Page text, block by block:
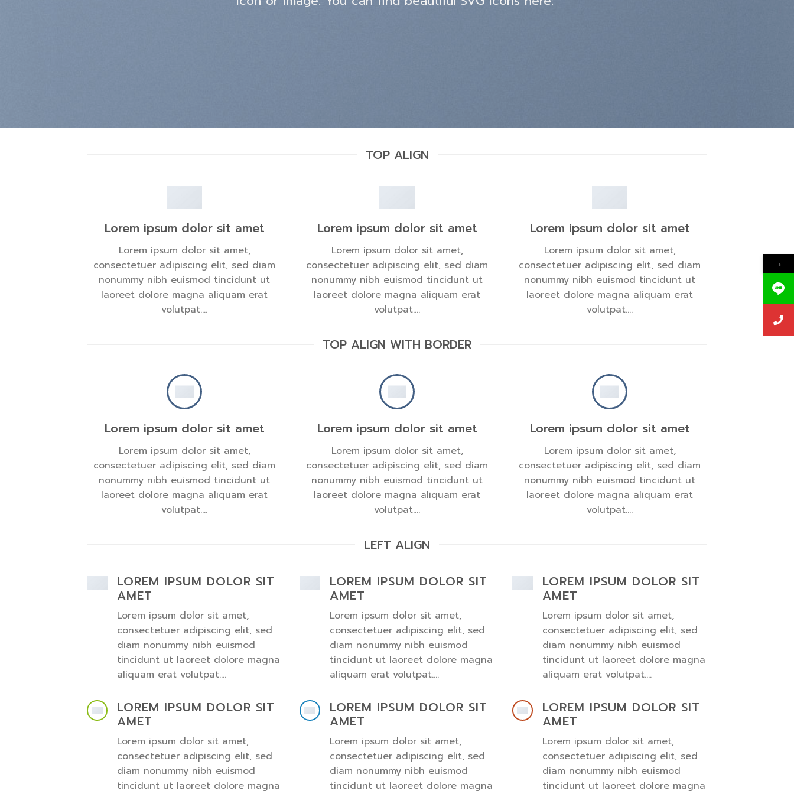
TOP ALIGN
Lorem ipsum dolor sit amet
Lorem ipsum dolor sit amet,
consectetuer adipiscing elit, sed diam
nonummy nibh euismod tincidunt ut
laoreet dolore magna aliquam erat
volutpat….
Lorem ipsum dolor sit amet
Lorem ipsum dolor sit amet,
consectetuer adipiscing elit, sed diam
nonummy nibh euismod tincidunt ut
laoreet dolore magna aliquam erat
volutpat….
Lorem ipsum dolor sit amet
Lorem ipsum dolor sit amet,
consectetuer adipiscing elit, sed diam
nonummy nibh euismod tincidunt ut
laoreet dolore magna aliquam erat
volutpat….
TOP ALIGN WITH BORDER
Lorem ipsum dolor sit amet
Lorem ipsum dolor sit amet,
consectetuer adipiscing elit, sed diam
nonummy nibh euismod tincidunt ut
laoreet dolore magna aliquam erat
volutpat….
Lorem ipsum dolor sit amet
Lorem ipsum dolor sit amet,
consectetuer adipiscing elit, sed diam
nonummy nibh euismod tincidunt ut
laoreet dolore magna aliquam erat
volutpat….
Lorem ipsum dolor sit amet
Lorem ipsum dolor sit amet,
consectetuer adipiscing elit, sed diam
nonummy nibh euismod tincidunt ut
laoreet dolore magna aliquam erat
volutpat….
LEFT ALIGN
LOREM IPSUM DOLOR SIT
AMET
Lorem ipsum dolor sit amet,
consectetuer adipiscing elit, sed
diam nonummy nibh euismod
tincidunt ut laoreet dolore magna
aliquam erat volutpat….
LOREM IPSUM DOLOR SIT
AMET
Lorem ipsum dolor sit amet,
consectetuer adipiscing elit, sed
diam nonummy nibh euismod
tincidunt ut laoreet dolore magna
aliquam erat volutpat….
LOREM IPSUM DOLOR SIT
AMET
Lorem ipsum dolor sit amet,
consectetuer adipiscing elit, sed
diam nonummy nibh euismod
tincidunt ut laoreet dolore magna
aliquam erat volutpat….
LOREM IPSUM DOLOR SIT
AMET
Lorem ipsum dolor sit amet,
consectetuer adipiscing elit, sed
diam nonummy nibh euismod
tincidunt ut laoreet dolore magna
LOREM IPSUM DOLOR SIT
AMET
Lorem ipsum dolor sit amet,
consectetuer adipiscing elit, sed
diam nonummy nibh euismod
tincidunt ut laoreet dolore magna
LOREM IPSUM DOLOR SIT
AMET
Lorem ipsum dolor sit amet,
consectetuer adipiscing elit, sed
diam nonummy nibh euismod
tincidunt ut laoreet dolore magna
→